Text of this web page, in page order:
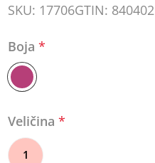
SKU: 17706GTIN: 840402
Boja*
Veličina*
1